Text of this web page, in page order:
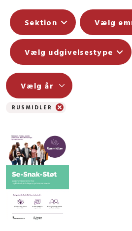
Sektion Vælg
Vælg udgivelsestype
RUSMIDLER